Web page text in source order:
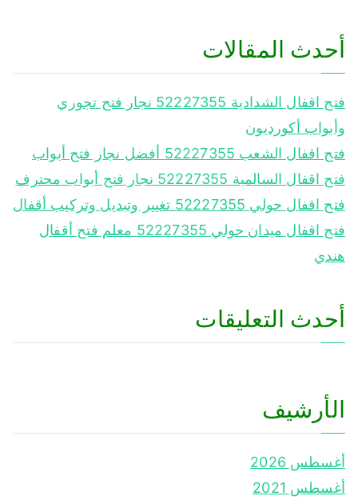
أحدث المقالات
فتح اقفال الشدادية 52227355 نجار فتح تجوري
وأبواب أكورديون
فتح اقفال الشعب 52227355 أفضل نجار فتح أبواب
فتح اقفال السالمية 52227355 نجار فتح أبواب محترف
فتح اقفال حولي 52227355 تغيير وتبديل وتركيب أقفال
فتح اقفال ميدان حولي 52227355 معلم فتح أقفال
هندي
أحدث التعليقات
الأرشيف
أغسطس 2026
أغسطس 2021